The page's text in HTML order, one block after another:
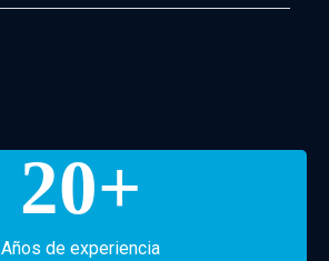
20+
Años de experiencia